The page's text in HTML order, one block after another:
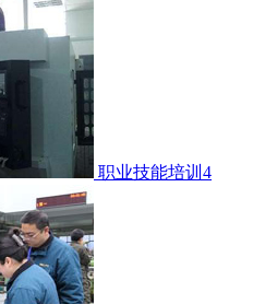
职业技能培训4